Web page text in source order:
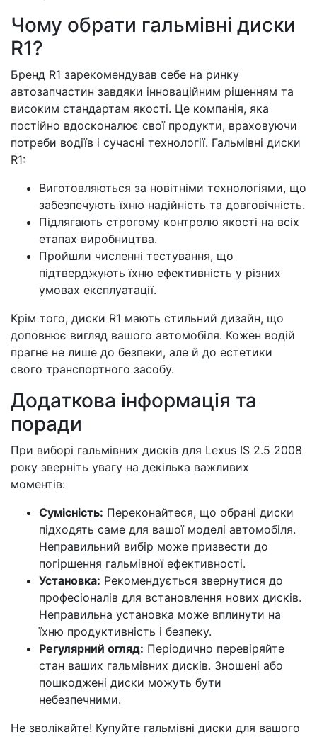
Чому обрати гальмівні диски
R1?
Бренд R1 зарекомендував себе на ринку
автозапчастин завдяки інноваційним рішенням та
високим стандартам якості. Це компанія, яка
постійно вдосконалює свої продукти, враховуючи
потреби водіїв і сучасні технології. Гальмівні диски
R1:
Виготовляються за новітніми технологіями, що
забезпечують їхню надійність та довговічність.
Підлягають строгому контролю якості на всіх
етапах виробництва.
Пройшли численні тестування, що
підтверджують їхню ефективність у різних
умовах експлуатації.
Крім того, диски R1 мають стильний дизайн, що
доповнює вигляд вашого автомобіля. Кожен водій
прагне не лише до безпеки, але й до естетики
свого транспортного засобу.
Додаткова інформація та
поради
При виборі гальмівних дисків для Lexus IS 2.5 2008
року зверніть увагу на декілька важливих
моментів:
Сумісність: Переконайтеся, що обрані диски
підходять саме для вашої моделі автомобіля.
Неправильний вибір може призвести до
погіршення гальмівної ефективності.
Установка: Рекомендується звернутися до
професіоналів для встановлення нових дисків.
Неправильна установка може вплинути на
їхню продуктивність і безпеку.
Регулярний огляд: Періодично перевіряйте
стан ваших гальмівних дисків. Зношені або
пошкоджені диски можуть бути
небезпечними.
Не зволікайте! Купуйте гальмівні диски для вашого